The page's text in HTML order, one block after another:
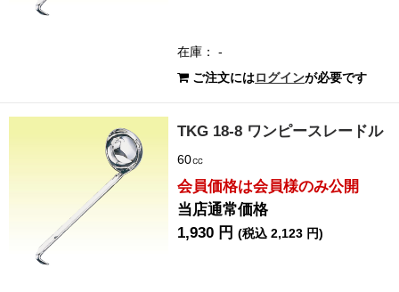
在庫： -
ご注文にはログインが必要です
TKG 18-8 ワンピースレードル
60㏄
会員価格は会員様のみ公開
当店通常価格
1,930 円(税込 2,123 円)